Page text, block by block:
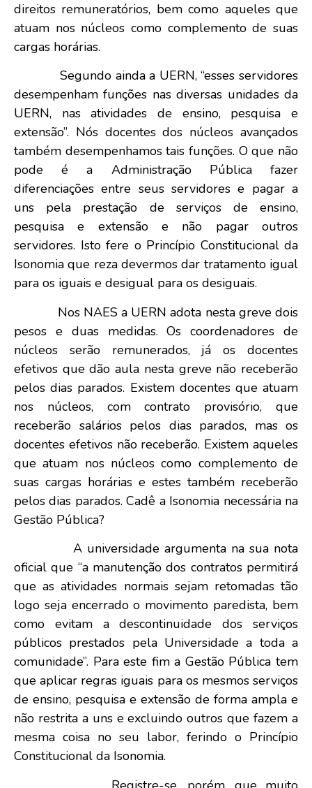
direitos remuneratórios, bem como aqueles que
atuam nos núcleos como complemento de suas
cargas horárias.
Segundo ainda a UERN, “esses servidores
desempenham funções nas diversas unidades da
UERN, nas atividades de ensino, pesquisa e
extensão”. Nós docentes dos núcleos avançados
também desempenhamos tais funções. O que não
pode é a Administração Pública fazer
diferenciações entre seus servidores e pagar a
uns pela prestação de serviços de ensino,
pesquisa e extensão e não pagar outros
servidores. Isto fere o Princípio Constitucional da
Isonomia que reza devermos dar tratamento igual
para os iguais e desigual para os desiguais.
Nos NAES a UERN adota nesta greve dois
pesos e duas medidas. Os coordenadores de
núcleos serão remunerados, já os docentes
efetivos que dão aula nesta greve não receberão
pelos dias parados. Existem docentes que atuam
nos núcleos, com contrato provisório, que
receberão salários pelos dias parados, mas os
docentes efetivos não receberão. Existem aqueles
que atuam nos núcleos como complemento de
suas cargas horárias e estes também receberão
pelos dias parados. Cadê a Isonomia necessária na
Gestão Pública?
A universidade argumenta na sua nota
oficial que “a manutenção dos contratos permitirá
que as atividades normais sejam retomadas tão
logo seja encerrado o movimento paredista, bem
como evitam a descontinuidade dos serviços
públicos prestados pela Universidade a toda a
comunidade”. Para este fim a Gestão Pública tem
que aplicar regras iguais para os mesmos serviços
de ensino, pesquisa e extensão de forma ampla e
não restrita a uns e excluindo outros que fazem a
mesma coisa no seu labor, ferindo o Princípio
Constitucional da Isonomia.